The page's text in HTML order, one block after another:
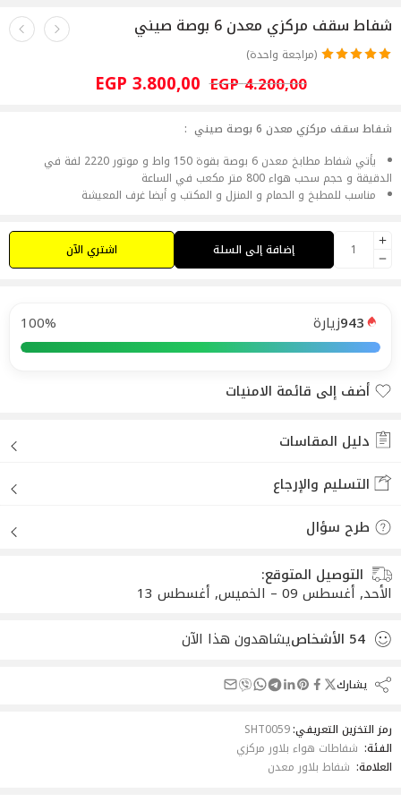
شفاط سقف مركزي معدن 6 بوصة صيني
عميل واحد
(مراجعة واحدة)
4.200,00
EGP
3.800,00
EGP
شفاط سقف مركزي معدن 6 بوصة صيني :
يأتي شفاط مطابخ معدن 6 بوصة بقوة 150 واط و موتور 2220 لفة في
الدقيقة و حجم سحب هواء 800 متر مكعب في الساعة
مناسب للمطبخ و الحمام و المنزل و المكتب و أيضا غرف المعيشة
إضافة إلى السلة اشتري الآن
943زيارة 100%
أضف إلى قائمة الامنيات
دليل المقاسات
التسليم والإرجاع
طرح سؤال
التوصيل المتوقع:
الأحد, أغسطس 09 – الخميس, أغسطس 13
54 الأشخاصيشاهدون هذا الآن
يشارك
رمز التخزين التعريفي:SHT0059
الفئة: شفاطات هواء بلاور مركزي
العلامة: شفاط بلاور معدن